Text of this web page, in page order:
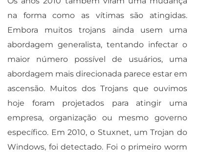
na forma como as vítimas são atingidas.
Embora muitos trojans ainda usem uma
abordagem generalista, tentando infectar o
maior número possível de usuários, uma
abordagem mais direcionada parece estar em
ascensão. Muitos dos Trojans que ouvimos
hoje foram projetados para atingir uma
empresa, organização ou mesmo governo
específico. Em 2010, o Stuxnet, um Trojan do
Windows, foi detectado. Foi o primeiro worm